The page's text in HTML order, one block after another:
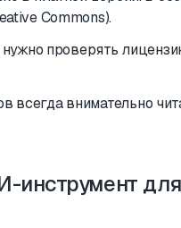
Commons).
проверять
всегда внимательно
инструмент